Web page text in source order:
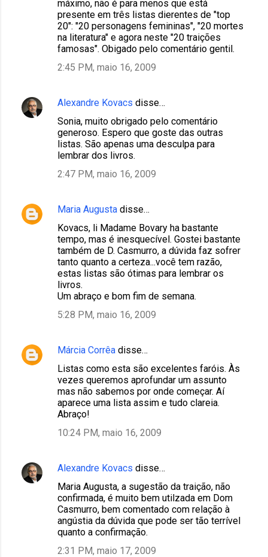
máximo, não é para menos que está
presente em três listas dierentes de "top
20": "20 personagens femininas", "20 mortes
na literatura" e agora neste "20 traições
famosas". Obigado pelo comentário gentil.
2:45 PM, maio 16, 2009
Alexandre Kovacs disse…
Sonia, muito obrigado pelo comentário
generoso. Espero que goste das outras
listas. São apenas uma desculpa para
lembrar dos livros.
2:47 PM, maio 16, 2009
Maria Augusta disse…
Kovacs, li Madame Bovary ha bastante
tempo, mas é inesquecível. Gostei bastante
também de D. Casmurro, a dúvida faz sofrer
tanto quanto a certeza...você tem razão,
estas listas são ótimas para lembrar os
livros.
Um abraço e bom fim de semana.
5:28 PM, maio 16, 2009
Márcia Corrêa disse…
Listas como esta são excelentes faróis. Às
vezes queremos aprofundar um assunto
mas não sabemos por onde começar. Aí
aparece uma lista assim e tudo clareia.
Abraço!
10:24 PM, maio 16, 2009
Alexandre Kovacs disse…
Maria Augusta, a sugestão da traição, não
confirmada, é muito bem utilzada em Dom
Casmurro, bem comentado com relação à
angústia da dúvida que pode ser tão terrível
quanto a confirmação.
2:31 PM, maio 17, 2009